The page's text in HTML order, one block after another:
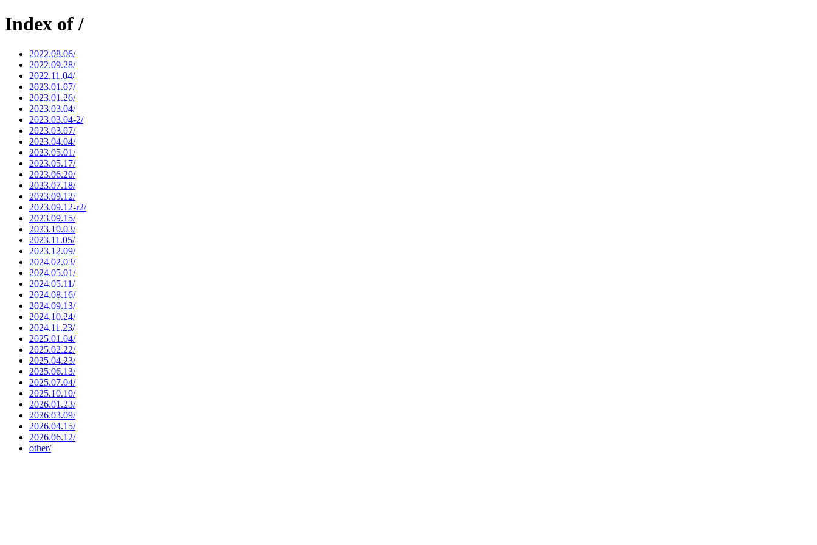
Index of /
2022.08.06/
2022.09.28/
2022.11.04/
2023.01.07/
2023.01.26/
2023.03.04/
2023.03.04-2/
2023.03.07/
2023.04.04/
2023.05.01/
2023.05.17/
2023.06.20/
2023.07.18/
2023.09.12/
2023.09.12-r2/
2023.09.15/
2023.10.03/
2023.11.05/
2023.12.09/
2024.02.03/
2024.05.01/
2024.05.11/
2024.08.16/
2024.09.13/
2024.10.24/
2024.11.23/
2025.01.04/
2025.02.22/
2025.04.23/
2025.06.13/
2025.07.04/
2025.10.10/
2026.01.23/
2026.03.09/
2026.04.15/
2026.06.12/
other/